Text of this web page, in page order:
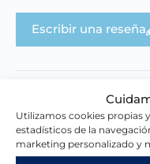
Utilizamos cookies propias
estadísticos de la
marketing personalizado y
Escribir una reseña
Novedades en